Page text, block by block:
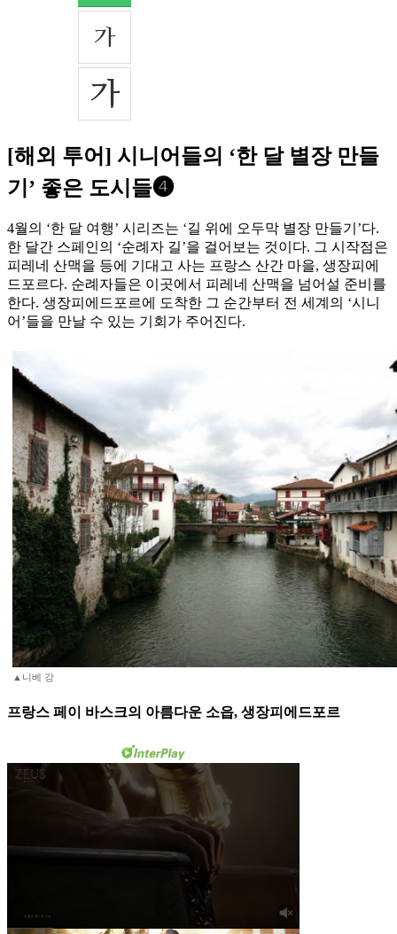
[해외 투어] 시니어들의 ‘한 달 별장 만들
기’ 좋은 도시들❹
4월의 ‘한 달 여행’ 시리즈는 ‘길 위에 오두막 별장 만들기’다.
한 달간 스페인의 ‘순례자 길’을 걸어보는 것이다. 그 시작점은
피레네 산맥을 등에 기대고 사는 프랑스 산간 마을, 생장피에
드포르다. 순례자들은 이곳에서 피레네 산맥을 넘어설 준비를
한다. 생장피에드포르에 도착한 그 순간부터 전 세계의 ‘시니
어’들을 만날 수 있는 기회가 주어진다.
▲니베 강
프랑스 페이 바스크의 아름다운 소읍, 생장피에드포르